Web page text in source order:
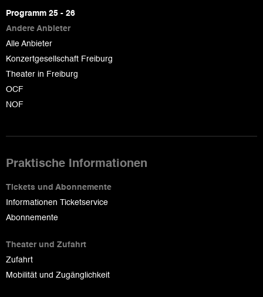
page
Programm 25 - 26
Andere Anbieter
Alle Anbieter
Konzertgesellschaft Freiburg
Theater in Freiburg
OCF
NOF
Praktische Informationen
Tickets und Abonnemente
Informationen Ticketservice
Abonnemente
Theater und Zufahrt
Zufahrt
Mobilität und Zugänglichkeit